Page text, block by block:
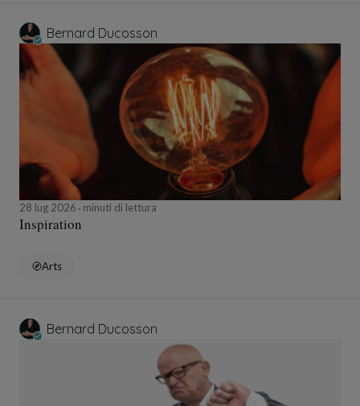
Bernard Ducosson
28 lug 2026 minuti di lettura
Inspiration
Arts
Bernard Ducosson